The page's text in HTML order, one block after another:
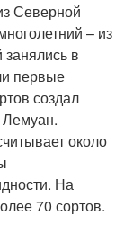
Северной
– из
в
первые
создал
Лемуан.
около
На
70 сортов.